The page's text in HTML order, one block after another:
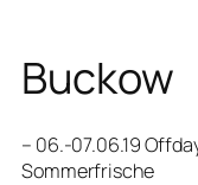
Buckow
– 06.-07.06.19
Sommerfrische